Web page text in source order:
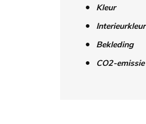
Kleur
Interieurkleur
Bekleding
CO2-emissie